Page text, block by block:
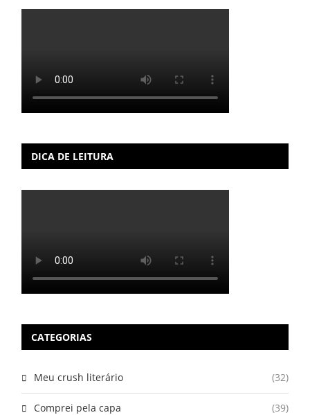
DICA DE LEITURA
CATEGORIAS
Meu crush literário (32)
Comprei pela capa (39)